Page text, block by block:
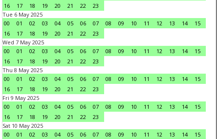
16
17 18 19 20 21 22
23
Tue 6 May 2025
00
01 02 03 04 05 06 07 08 09 10 11 12 13 14
15
16
17 18 19 20 21 22
23
Wed 7 May 2025
00
01 02 03 04 05 06 07 08 09 10 11 12 13 14
15
16
17 18 19 20 21 22
23
Thu 8 May 2025
00
01 02 03 04 05 06 07 08 09 10 11 12 13 14
15
16
17 18 19 20 21 22
23
Fri 9 May 2025
00
01 02 03 04 05 06 07 08 09 10 11 12 13 14
15
16
17 18 19 20 21 22
23
Sat 10 May 2025
00
01 02 03 04 05 06 07 08 09 10 11 12 13 14
15